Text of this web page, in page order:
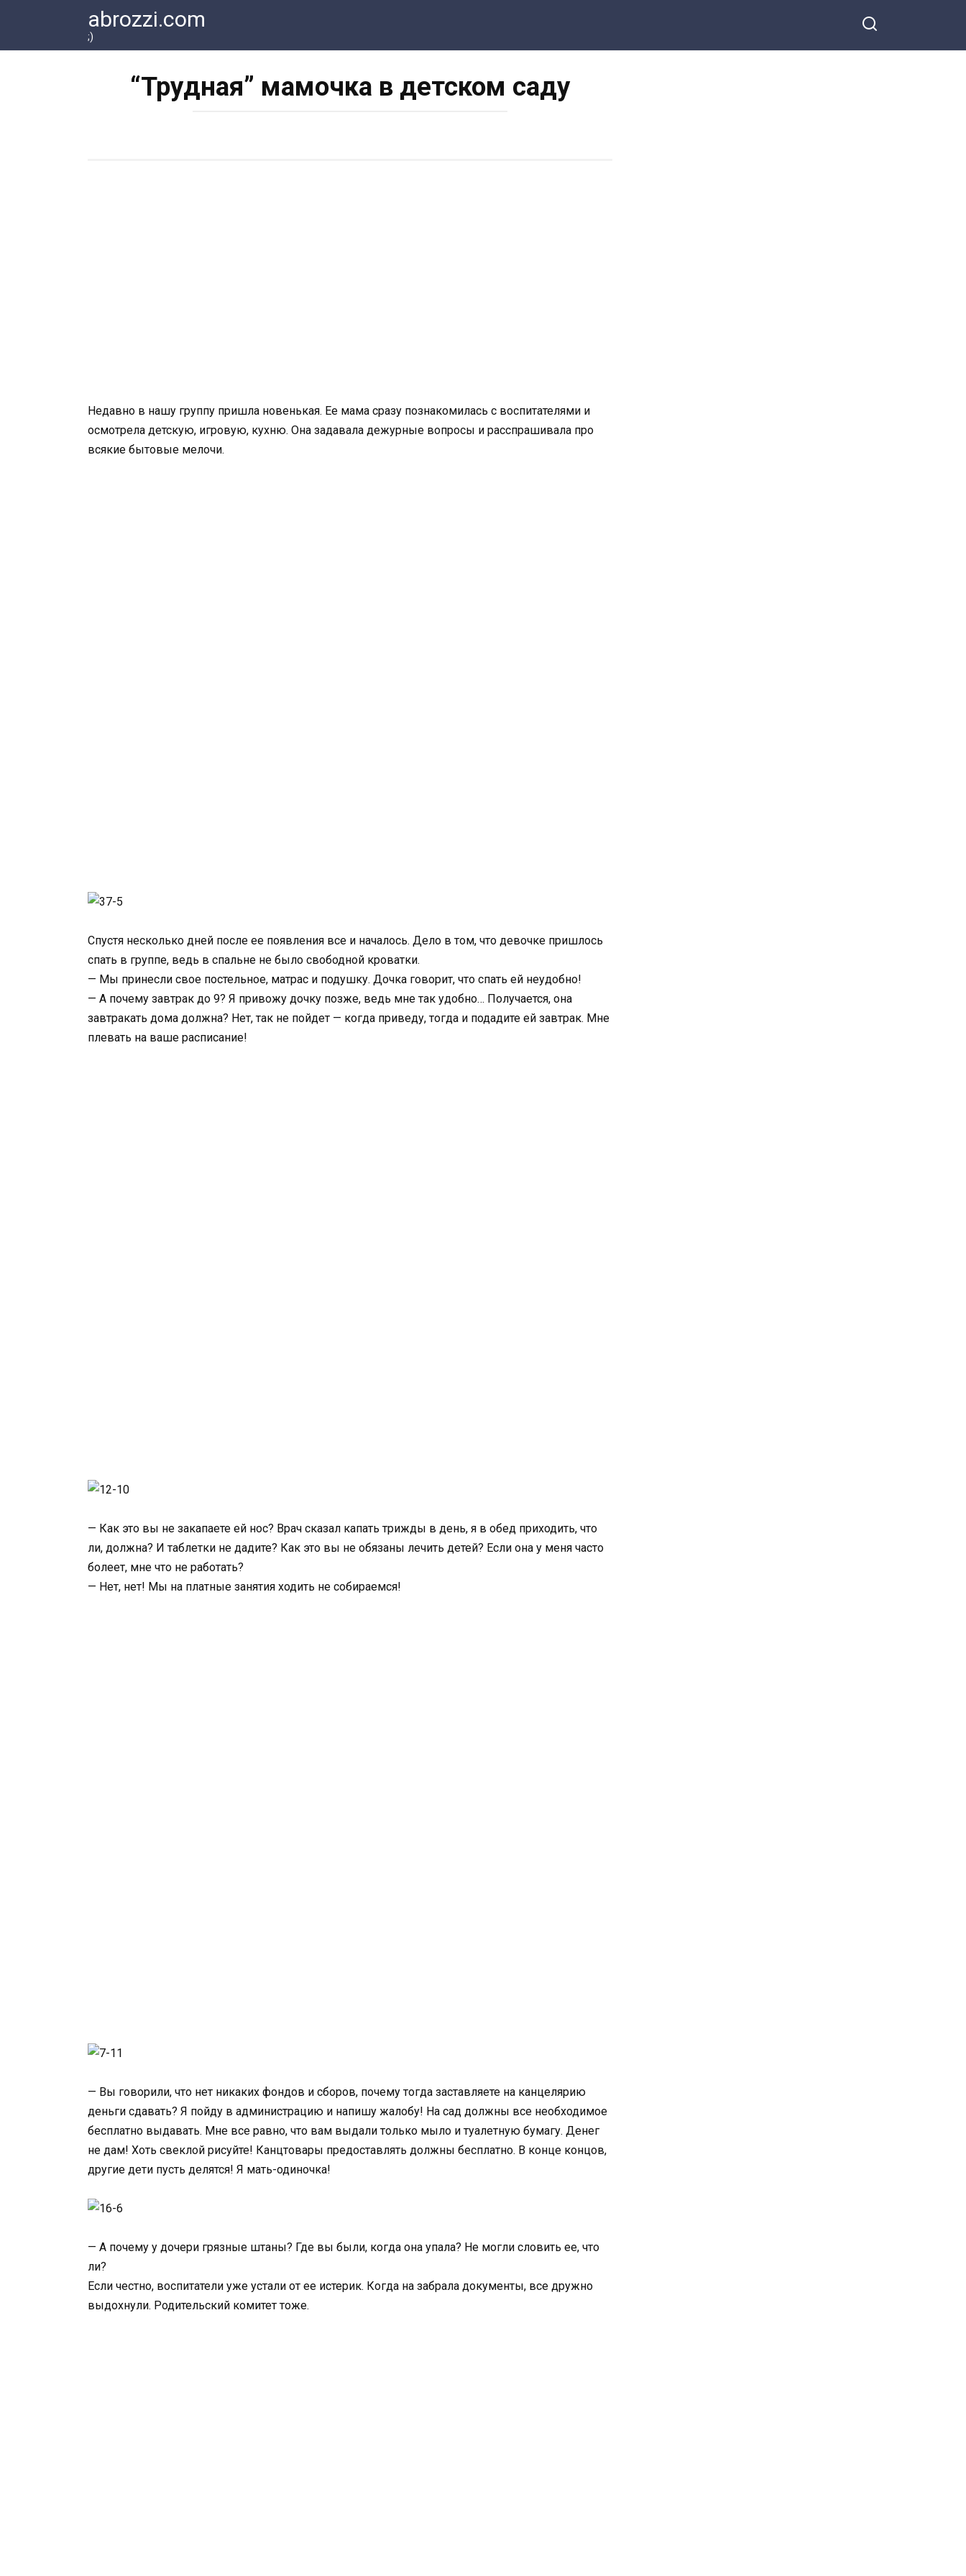
abrozzi.com
;)
“Трудная” мамочка в детском саду
Недавно в нашу группу пришла новенькая. Ее мама сразу познакомилась с воспитателями и
осмотрела детскую, игровую, кухню. Она задавала дежурные вопросы и расспрашивала про
всякие бытовые мелочи.
Спустя несколько дней после ее появления все и началось. Дело в том, что девочке пришлось
спать в группе, ведь в спальне не было свободной кроватки.
— Мы принесли свое постельное, матрас и подушку. Дочка говорит, что спать ей неудобно!
— А почему завтрак до 9? Я привожу дочку позже, ведь мне так удобно… Получается, она
завтракать дома должна? Нет, так не пойдет — когда приведу, тогда и подадите ей завтрак. Мне
плевать на ваше расписание!
— Как это вы не закапаете ей нос? Врач сказал капать трижды в день, я в обед приходить, что
ли, должна? И таблетки не дадите? Как это вы не обязаны лечить детей? Если она у меня часто
болеет, мне что не работать?
— Нет, нет! Мы на платные занятия ходить не собираемся!
— Вы говорили, что нет никаких фондов и сборов, почему тогда заставляете на канцелярию
деньги сдавать? Я пойду в администрацию и напишу жалобу! На сад должны все необходимое
бесплатно выдавать. Мне все равно, что вам выдали только мыло и туалетную бумагу. Денег
не дам! Хоть свеклой рисуйте! Канцтовары предоставлять должны бесплатно. В конце концов,
другие дети пусть делятся! Я мать-одиночка!
— А почему у дочери грязные штаны? Где вы были, когда она упала? Не могли словить ее, что
ли?
Если честно, воспитатели уже устали от ее истерик. Когда на забрала документы, все дружно
выдохнули. Родительский комитет тоже.